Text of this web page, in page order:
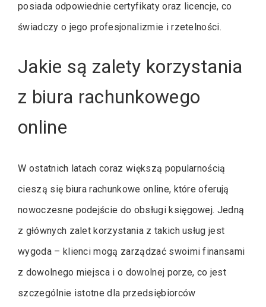
posiada odpowiednie certyfikaty oraz licencje, co
świadczy o jego profesjonalizmie i rzetelności.
Jakie są zalety korzystania
z biura rachunkowego
online
W ostatnich latach coraz większą popularnością
cieszą się biura rachunkowe online, które oferują
nowoczesne podejście do obsługi księgowej. Jedną
z głównych zalet korzystania z takich usług jest
wygoda – klienci mogą zarządzać swoimi finansami
z dowolnego miejsca i o dowolnej porze, co jest
szczególnie istotne dla przedsiębiorców